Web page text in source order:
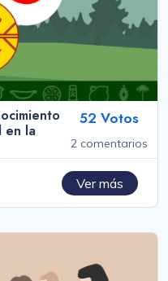
en la
52 Votos
2 comentarios
Ver más